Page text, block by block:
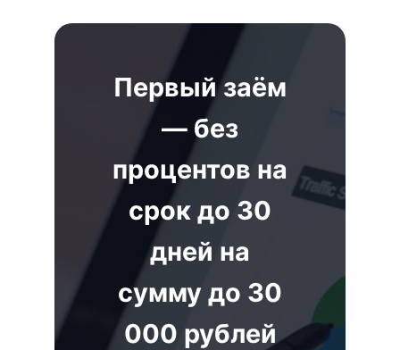
Первый заём
— без
процентов на
срок до 30
дней на
сумму до 30
000 рублей